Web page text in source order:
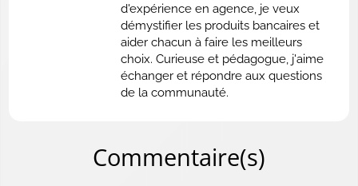
d'expérience en agence, je veux
démystifier les produits bancaires et
aider chacun à faire les meilleurs
choix. Curieuse et pédagogue, j'aime
échanger et répondre aux questions
de la communauté.
Commentaire(s)